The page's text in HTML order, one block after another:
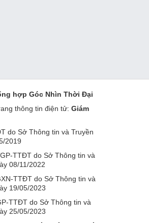
hợp Góc Nhìn Thời Đại
thông tin điện tử: Giám
do Sở Thông tin và Truyền
2019
TTĐT do Sở Thông tin và
08/11/2022
TTĐT do Sở Thông tin và
19/05/2023
TTĐT do Sở Thông tin và
25/05/2023